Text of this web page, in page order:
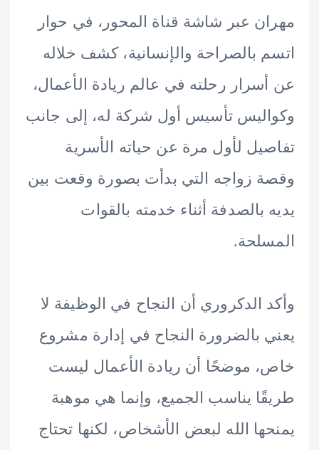
عبر شاشة قناة المحور، في حوار
بالصراحة والإنسانية، كشف خلاله
رحلته في عالم ريادة الأعمال،
تأسيس أول شركة له، إلى جانب
لأول مرة عن حياته الأسرية
زواجه التي بدأت بصورة وقعت بين
بالصدفة أثناء خدمته بالقوات
الدكروري أن النجاح في الوظيفة لا
بالضرورة النجاح في إدارة مشروع
موضحًا أن ريادة الأعمال ليست
يناسب الجميع، وإنما هي موهبة
الله لبعض الأشخاص، لكنها تحتاج